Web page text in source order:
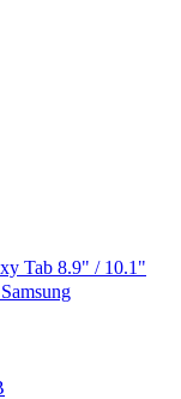
Tab 8.9" / 10.1"